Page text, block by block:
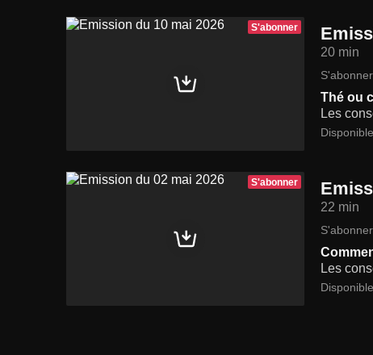
S'abonner
20 min
S'abonner
Thé ou
Les
S'abonner
22 min
S'abonner
Les